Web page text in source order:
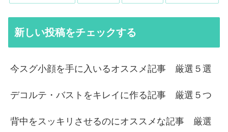
新しい投稿をチェックする
今スグ小顔を手に入いるオススメ記事 厳選５選
デコルテ・バストをキレイに作る記事 厳選５つ
背中をスッキリさせるのにオススメな記事 厳選